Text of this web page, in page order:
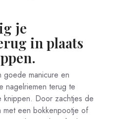
je
in plaats
goede manicure en
nagelriemen terug te
knippen. Door zachtjes de
met een bokkenpootje of